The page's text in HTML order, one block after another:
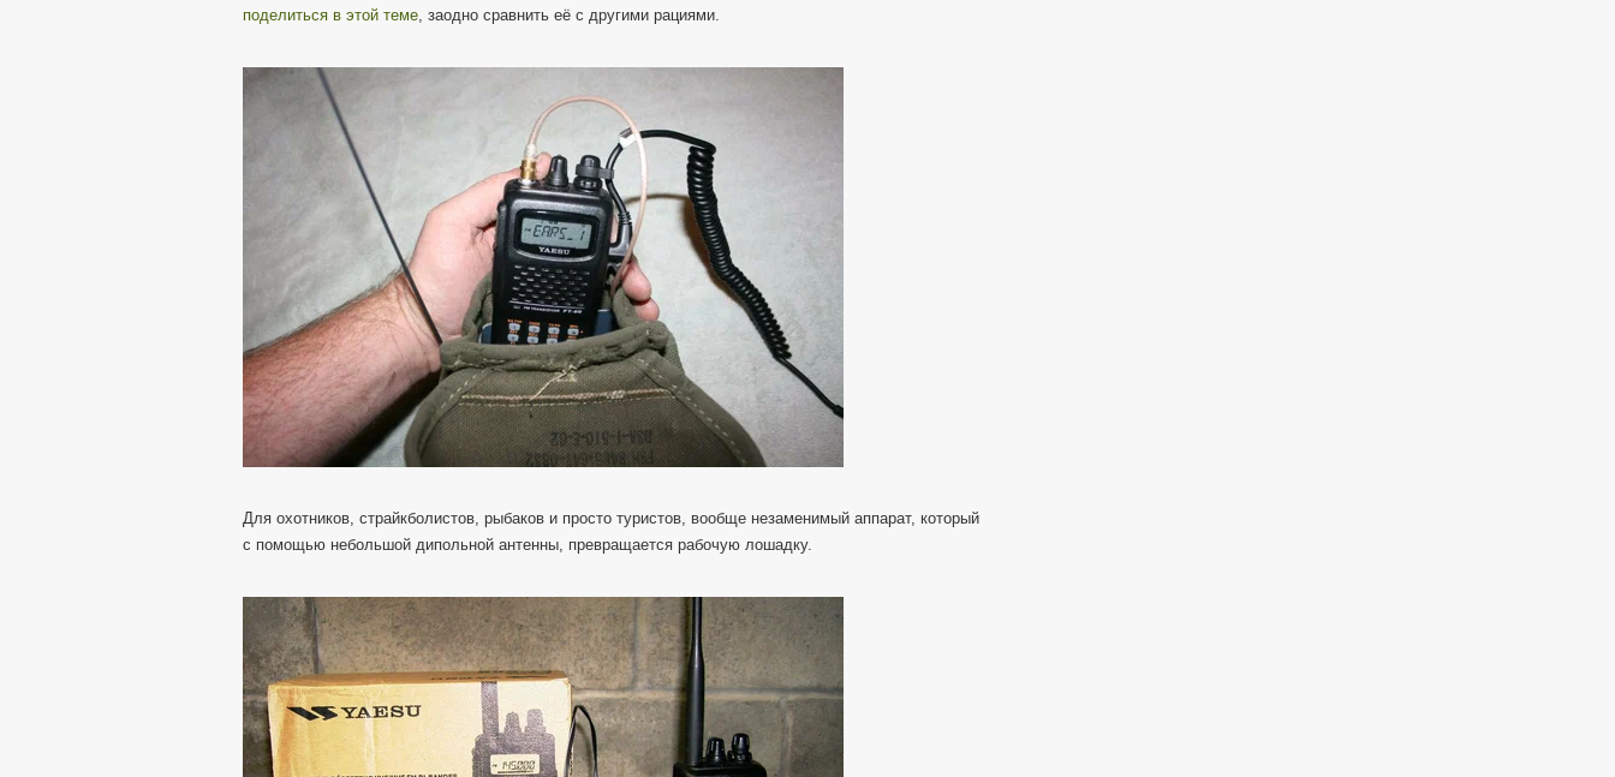
поделиться в этой теме, заодно сравнить её с другими рациями.
Для охотников, страйкболистов, рыбаков и просто туристов, вообще незаменимый аппарат, который
с помощью небольшой дипольной антенны, превращается рабочую лошадку.